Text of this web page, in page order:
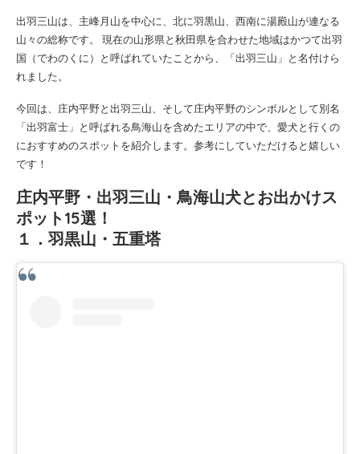
出羽三山は、主峰月山を中心に、北に羽黒山、西南に湯殿山が連なる
山々の総称です。 現在の山形県と秋田県を合わせた地域はかつて出羽
国（でわのくに）と呼ばれていたことから、「出羽三山」と名付けら
れました。
今回は、庄内平野と出羽三山、そして庄内平野のシンボルとして別名
「出羽富士」と呼ばれる鳥海山を含めたエリアの中で、愛犬と行くの
におすすめのスポットを紹介します。参考にしていただけると嬉しい
です！
庄内平野・出羽三山・鳥海山犬とお出かけス
ポット15選！
１．羽黒山・五重塔